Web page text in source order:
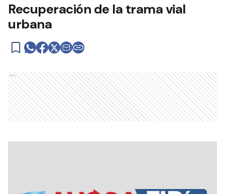
Recuperación de la trama vial
urbana
Ads